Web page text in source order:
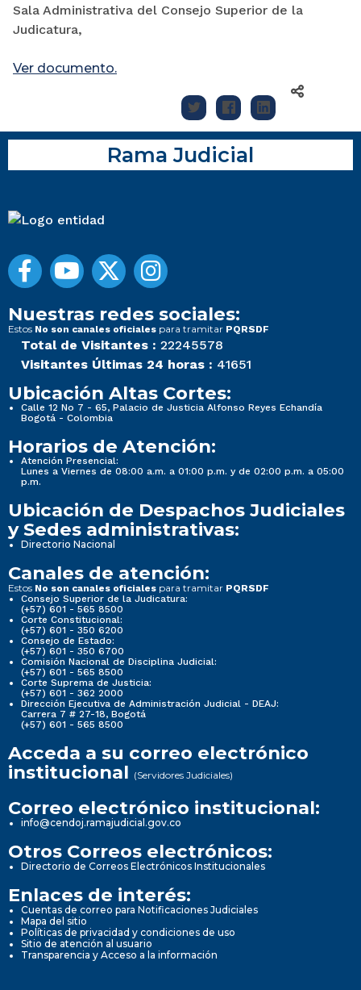
Sala Administrativa del Consejo Superior de la
Judicatura,
Ver documento.
Rama Judicial
Nuestras redes sociales:
Estos No son canales oficiales para tramitar PQRSDF
Total de Visitantes : 22245578
Visitantes Últimas 24 horas : 41651
Ubicación Altas Cortes:
Calle 12 No 7 - 65, Palacio de Justicia Alfonso Reyes Echandía
Bogotá - Colombia
Horarios de Atención:
Atención Presencial:
Lunes a Viernes de 08:00 a.m. a 01:00 p.m. y de 02:00 p.m. a 05:00
p.m.
Ubicación de Despachos Judiciales
y Sedes administrativas:
Directorio Nacional
Canales de atención:
Estos No son canales oficiales para tramitar PQRSDF
Consejo Superior de la Judicatura:
(+57) 601 - 565 8500
Corte Constitucional:
(+57) 601 - 350 6200
Consejo de Estado:
(+57) 601 - 350 6700
Comisión Nacional de Disciplina Judicial:
(+57) 601 - 565 8500
Corte Suprema de Justicia:
(+57) 601 - 362 2000
Dirección Ejecutiva de Administración Judicial - DEAJ:
Carrera 7 # 27-18, Bogotá
(+57) 601 - 565 8500
Acceda a su correo electrónico
institucional (Servidores Judiciales)
Correo electrónico institucional:
info@cendoj.ramajudicial.gov.co
Otros Correos electrónicos:
Directorio de Correos Electrónicos Institucionales
Enlaces de interés:
Cuentas de correo para Notificaciones Judiciales
Mapa del sitio
Políticas de privacidad y condiciones de uso
Sitio de atención al usuario
Transparencia y Acceso a la información